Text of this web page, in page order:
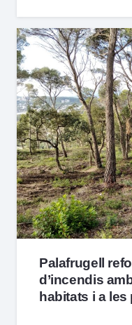
Palafrugell
d’incendis
habitats i a les